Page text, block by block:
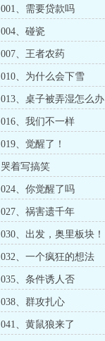
001、需要贷款吗
004、碰瓷
007、王者农药
010、为什么会下雪
013、桌子被弄湿怎么办
016、我们不一样
019、觉醒了！
哭着写搞笑
024、你觉醒了吗
027、祸害遗千年
030、出发，奥里板块！
032、一个疯狂的想法
035、条件诱人否
038、群攻扎心
041、黄鼠狼来了